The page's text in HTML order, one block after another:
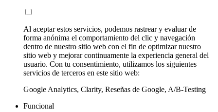
Al aceptar estos servicios, podemos rastrear y evaluar de
forma anónima el comportamiento del clic y navegación
dentro de nuestro sitio web con el fin de optimizar nuestro
sitio web y mejorar continuamente la experiencia general del
usuario. Con tu consentimiento, utilizamos los siguientes
servicios de terceros en este sitio web:
Google Analytics, Clarity, Reseñas de Google, A/B-Testing
Funcional